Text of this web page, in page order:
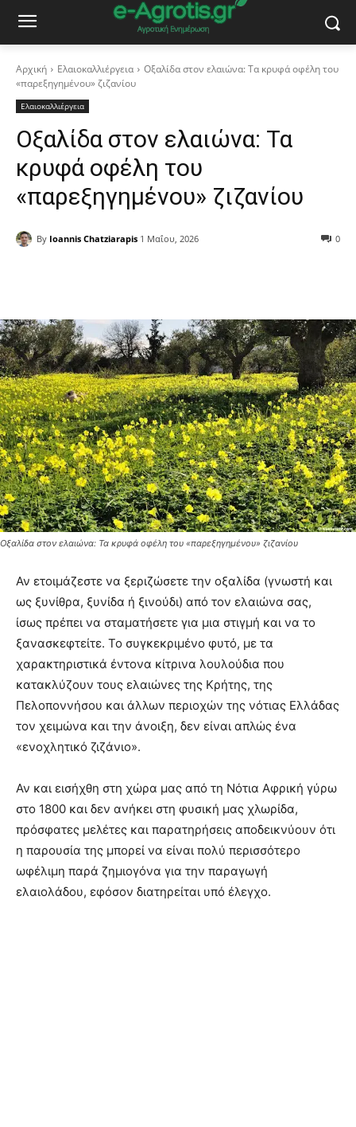
Αρχική Ελαιοκαλλιέργεια
Οξαλίδα στον ελαιώνα: Τα κρυφά οφέλη του
«παρεξηγημένου» ζιζανίου
Ελαιοκαλλιέργεια
Οξαλίδα στον ελαιώνα: Τα
κρυφά οφέλη του
«παρεξηγημένου» ζιζανίου
By Ioannis Chatziarapis 1 Μαΐου, 2026 0
Οξαλίδα στον ελαιώνα: Τα κρυφά οφέλη του «παρεξηγημένου» ζιζανίου
Αν ετοιμάζεστε να ξεριζώσετε την οξαλίδα (γνωστή και
ως ξυνίθρα, ξυνίδα ή ξινούδι) από τον ελαιώνα σας,
ίσως πρέπει να σταματήσετε για μια στιγμή και να το
ξανασκεφτείτε. Το συγκεκριμένο φυτό, με τα
χαρακτηριστικά έντονα κίτρινα λουλούδια που
κατακλύζουν τους ελαιώνες της Κρήτης, της
Πελοποννήσου και άλλων περιοχών της νότιας Ελλάδας
τον χειμώνα και την άνοιξη, δεν είναι απλώς ένα
«ενοχλητικό ζιζάνιο».
Αν και εισήχθη στη χώρα μας από τη Νότια Αφρική γύρω
στο 1800 και δεν ανήκει στη φυσική μας χλωρίδα,
πρόσφατες μελέτες και παρατηρήσεις αποδεικνύουν ότι
η παρουσία της μπορεί να είναι πολύ περισσότερο
ωφέλιμη παρά ζημιογόνα για την παραγωγή
ελαιολάδου, εφόσον διατηρείται υπό έλεγχο.